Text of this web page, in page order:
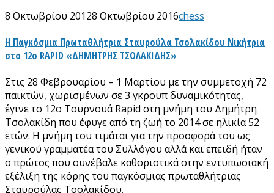
8 Οκτωβρίου 20128 Οκτωβρίου 2016chess
Η Παγκόσμια Πρωταθλήτρια Σταυρούλα Τσολακίδου Νικήτρια
στο 12ο RAPID «ΔΗΜΗΤΡΗΣ ΤΣΟΛΑΚΙΔΗΣ»
Στις 28 Φεβρουαρίου – 1 Μαρτίου με την συμμετοχή 72
παικτών, χωρισμένων σε 3 γκρουπ δυναμικότητας,
έγινε το 12ο Tουρνουά Rapid στη μνήμη του Δημήτρη
Τσολακίδη που έφυγε από τη ζωή το 2014 σε ηλικία 52
ετών. Η μνήμη του τιμάται για την προσφορά του ως
γενικού γραμματέα του Συλλόγου αλλά και επειδή ήταν
ο πρώτος που συνέβαλε καθοριστικά στην εντυπωσιακή
εξέλιξη της κόρης του παγκόσμιας πρωταθλήτριας
Σταυρούλας Τσολακίδου.